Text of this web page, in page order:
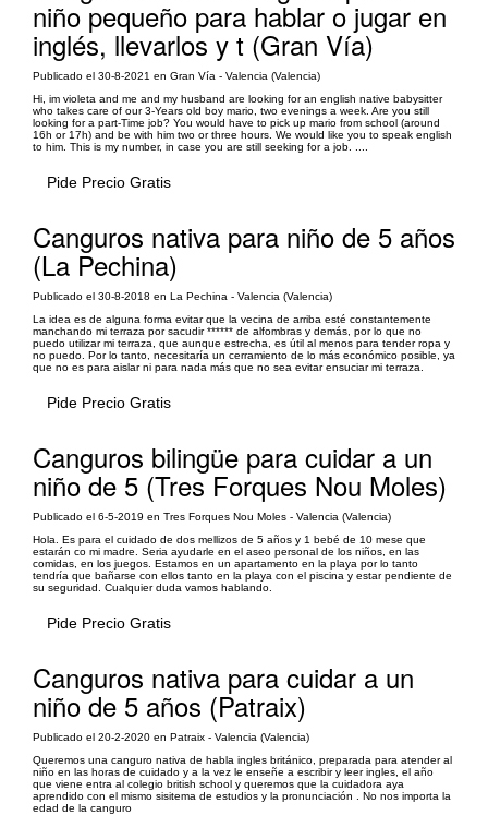
niño pequeño para hablar o jugar en
inglés, llevarlos y t (Gran Vía)
Publicado el 30-8-2021 en Gran Vía - Valencia (Valencia)
Hi, im violeta and me and my husband are looking for an english native babysitter
who takes care of our 3-Years old boy mario, two evenings a week. Are you still
looking for a part-Time job? You would have to pick up mario from school (around
16h or 17h) and be with him two or three hours. We would like you to speak english
to him. This is my number, in case you are still seeking for a job. ....
Pide Precio Gratis
Canguros nativa para niño de 5 años
(La Pechina)
Publicado el 30-8-2018 en La Pechina - Valencia (Valencia)
La idea es de alguna forma evitar que la vecina de arriba esté constantemente
manchando mi terraza por sacudir ****** de alfombras y demás, por lo que no
puedo utilizar mi terraza, que aunque estrecha, es útil al menos para tender ropa y
no puedo. Por lo tanto, necesitaría un cerramiento de lo más económico posible, ya
que no es para aislar ni para nada más que no sea evitar ensuciar mi terraza.
Pide Precio Gratis
Canguros bilingüe para cuidar a un
niño de 5 (Tres Forques Nou Moles)
Publicado el 6-5-2019 en Tres Forques Nou Moles - Valencia (Valencia)
Hola. Es para el cuidado de dos mellizos de 5 años y 1 bebé de 10 mese que
estarán co mi madre. Seria ayudarle en el aseo personal de los niños, en las
comidas, en los juegos. Estamos en un apartamento en la playa por lo tanto
tendría que bañarse con ellos tanto en la playa con el piscina y estar pendiente de
su seguridad. Cualquier duda vamos hablando.
Pide Precio Gratis
Canguros nativa para cuidar a un
niño de 5 años (Patraix)
Publicado el 20-2-2020 en Patraix - Valencia (Valencia)
Queremos una canguro nativa de habla ingles británico, preparada para atender al
niño en las horas de cuidado y a la vez le enseñe a escribir y leer ingles, el año
que viene entra al colegio british school y queremos que la cuidadora aya
aprendido con el mismo sisitema de estudios y la pronunciación . No nos importa la
edad de la canguro